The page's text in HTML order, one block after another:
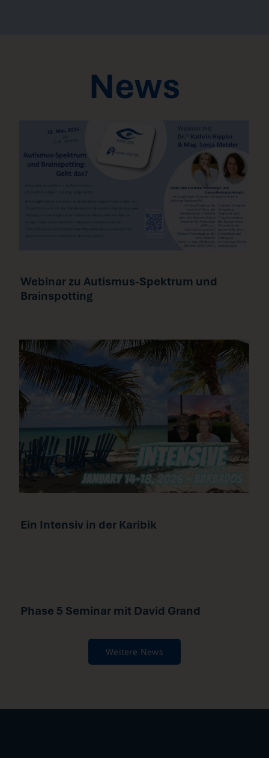
News
Webinar zu Autismus-Spektrum und
Brainspotting
Ein Intensiv in der Karibik
Phase 5 Seminar mit David Grand
Weitere News